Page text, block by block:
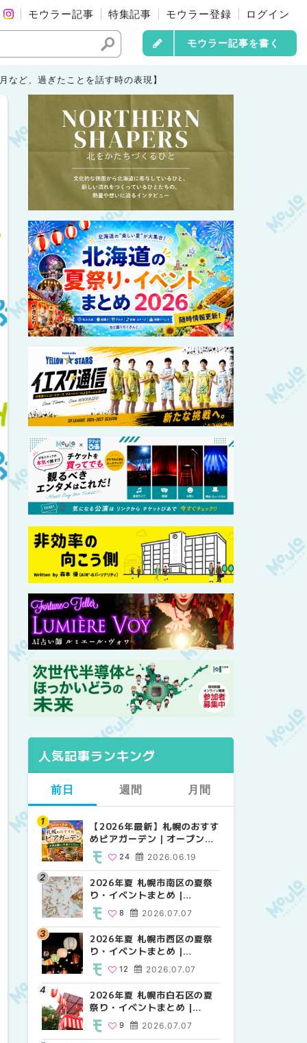
モウラー記事 特集記事 モウラー登録 ログイン
モウラー記事を書く
ど、過ぎたことを話す時の表現】
人気記事ランキング
前日
【2026年最新】札幌のおすす
めビアガーデン｜オープン日
順に徹底紹介！大通公園から
穴場テラスまで | MouLa
HOKKAIDO
2026.06.19
24
2026年夏 札幌市南区の夏祭
り・イベントまとめ |
MouLa HOKKAIDO
2026.07.07
8
2026年夏 札幌市西区の夏祭
り・イベントまとめ |
MouLa HOKKAIDO
2026.07.07
12
2026年夏 札幌市白石区の夏
祭り・イベントまとめ |
MouLa HOKKAIDO
2026.07.07
9
週間
【2026年最新】札幌のおすす
めビアガーデン｜オープン日
穴場テラスまで | MouLa
HOKKAIDO
24
2026年夏 札幌市西区の夏祭
り・イベントまとめ |
12
2026年夏 札幌市北区の夏祭
り・イベントまとめ |
9
2026年夏 札幌市白石区の夏
祭り・イベントまとめ |
9
月間
【2026年最新】札幌のおすす
めビアガーデン｜オープン日
穴場テラスまで | MouLa
HOKKAIDO
24
2026年夏 札幌市北区の夏祭
り・イベントまとめ |
9
2026年夏 札幌市西区の夏祭
り・イベントまとめ |
12
2026年夏 札幌市白石区の夏
祭り・イベントまとめ |
9